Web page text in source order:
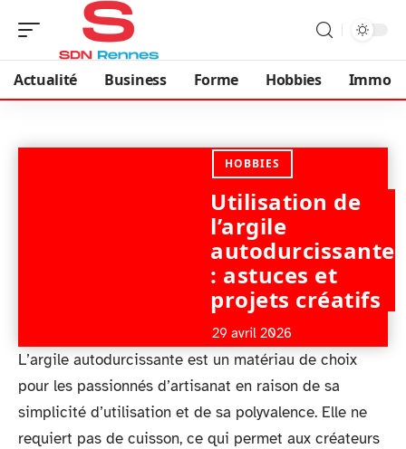
Actualité Business Forme Hobbies Immo
HOBBIES
Utilisation de
l’argile
autodurcissante
: astuces et
projets créatifs
29 avril 2026
L’argile autodurcissante est un matériau de choix
pour les passionnés d’artisanat en raison de sa
simplicité d’utilisation et de sa polyvalence. Elle ne
requiert pas de cuisson, ce qui permet aux créateurs